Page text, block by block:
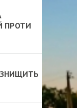
ПРОТИ
ЗНИЩИТЬ